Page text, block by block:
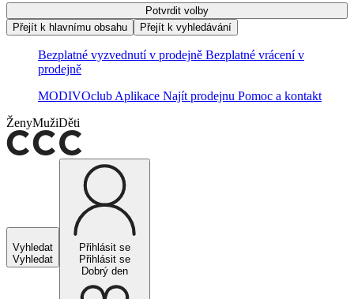
Potvrdit volby
Přejít k hlavnímu obsahu
Přejít k vyhledávání
Bezplatné vyzvednutí v prodejně Bezplatné vrácení v
prodejně
MODIVOclub Aplikace Najít prodejnu Pomoc a kontakt
ŽenyMužiDěti
Vyhledat
Vyhledat
Přihlásit se
Přihlásit se
Dobrý den